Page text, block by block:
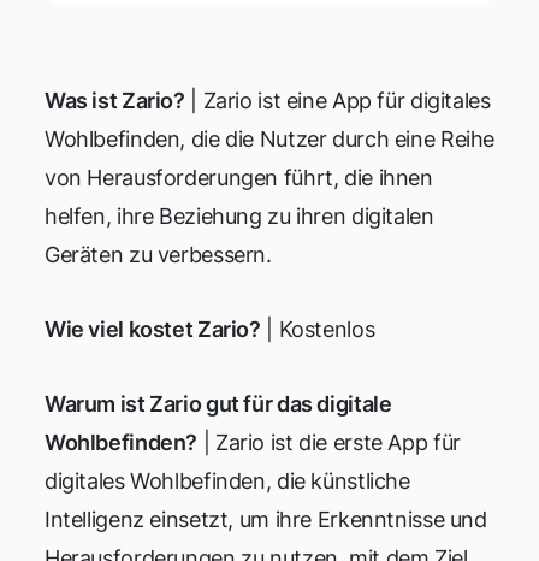
Was ist Zario? | Zario ist eine App für digitales
Wohlbefinden, die die Nutzer durch eine Reihe
von Herausforderungen führt, die ihnen
helfen, ihre Beziehung zu ihren digitalen
Geräten zu verbessern.
Wie viel kostet Zario? | Kostenlos
Warum ist Zario gut für das digitale
Wohlbefinden? | Zario ist die erste App für
digitales Wohlbefinden, die künstliche
Intelligenz einsetzt, um ihre Erkenntnisse und